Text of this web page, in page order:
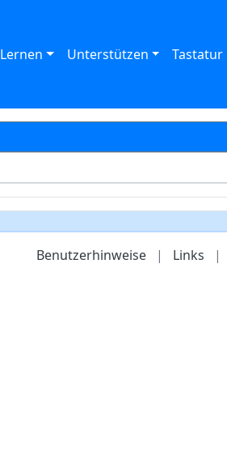
Lernen Unterstützen Tastatur
Benutzerhinweise | Links |